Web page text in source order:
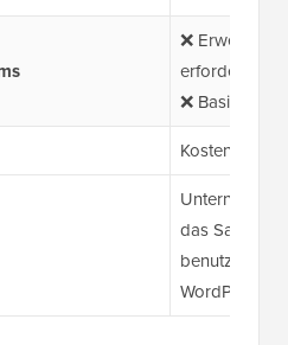
❌ Erweiterte
erfordern
❌ Basisplan
Kostenlos +
das
WordPress